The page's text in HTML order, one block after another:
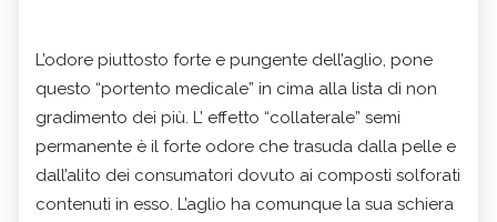
L’odore piuttosto forte e pungente dell’aglio, pone
questo “portento medicale” in cima alla lista di non
gradimento dei più. L’ effetto “collaterale” semi
permanente è il forte odore che trasuda dalla pelle e
dall’alito dei consumatori dovuto ai composti solforati
contenuti in esso. L’aglio ha comunque la sua schiera